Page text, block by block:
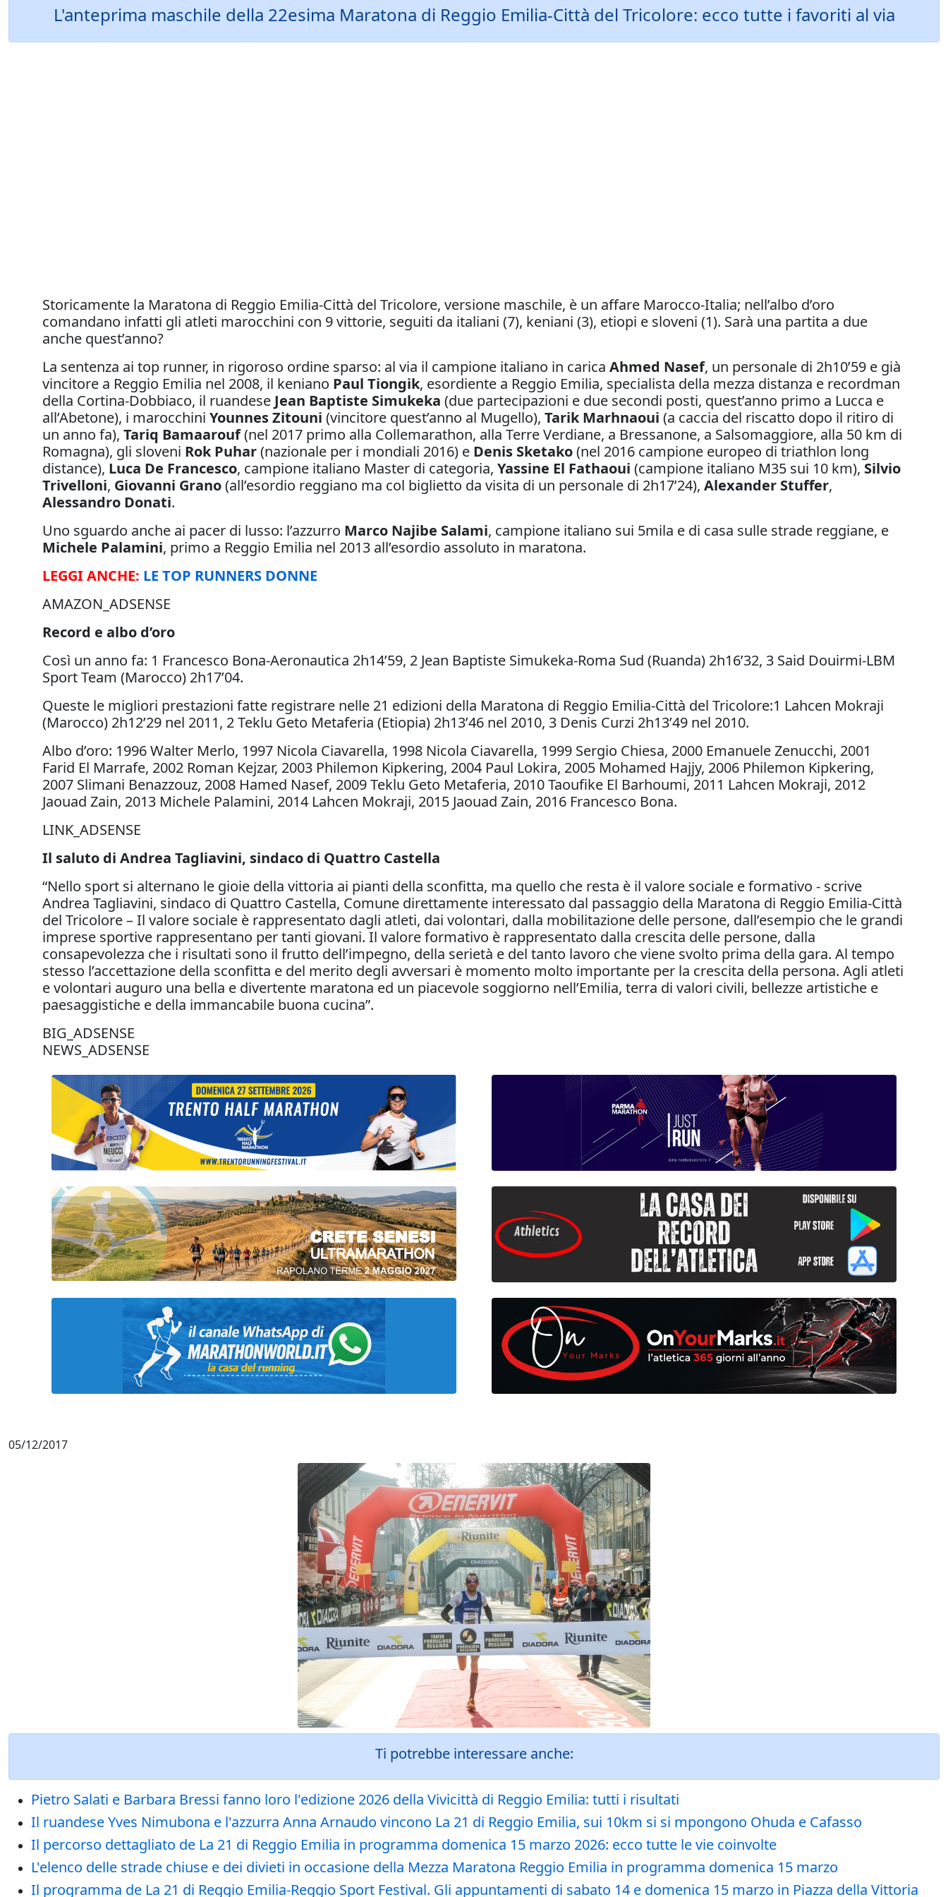
L'anteprima maschile della 22esima Maratona di Reggio Emilia-Città del Tricolore: ecco tutte i favoriti al via
Storicamente la Maratona di Reggio Emilia-Città del Tricolore, versione maschile, è un affare Marocco-Italia; nell’albo d’oro
comandano infatti gli atleti marocchini con 9 vittorie, seguiti da italiani (7), keniani (3), etiopi e sloveni (1). Sarà una partita a due
anche quest’anno?
La sentenza ai top runner, in rigoroso ordine sparso: al via il campione italiano in carica Ahmed Nasef, un personale di 2h10’59 e già
vincitore a Reggio Emilia nel 2008, il keniano Paul Tiongik, esordiente a Reggio Emilia, specialista della mezza distanza e recordman
della Cortina-Dobbiaco, il ruandese Jean Baptiste Simukeka (due partecipazioni e due secondi posti, quest’anno primo a Lucca e
all’Abetone), i marocchini Younnes Zitouni (vincitore quest’anno al Mugello), Tarik Marhnaoui (a caccia del riscatto dopo il ritiro di
un anno fa), Tariq Bamaarouf(nel 2017 primo alla Collemarathon, alla Terre Verdiane, a Bressanone, a Salsomaggiore, alla 50 km di
Romagna), gli sloveni Rok Puhar(nazionale per i mondiali 2016) e Denis Sketako(nel 2016 campione europeo di triathlon long
distance), Luca De Francesco, campione italiano Master di categoria, Yassine El Fathaoui (campione italiano M35 sui 10 km), Silvio
Trivelloni, Giovanni Grano(all’esordio reggiano ma col biglietto da visita di un personale di 2h17’24), Alexander Stuffer,
Alessandro Donati.
Uno sguardo anche ai pacer di lusso: l’azzurro Marco Najibe Salami, campione italiano sui 5mila e di casa sulle strade reggiane, e
Michele Palamini, primo a Reggio Emilia nel 2013 all’esordio assoluto in maratona.
LEGGI ANCHE: LE TOP RUNNERS DONNE
AMAZON_ADSENSE
Record e albo d’oro
Così un anno fa: 1 Francesco Bona-Aeronautica 2h14’59, 2 Jean Baptiste Simukeka-Roma Sud (Ruanda) 2h16’32, 3 Said Douirmi-LBM
Sport Team (Marocco) 2h17’04.
Queste le migliori prestazioni fatte registrare nelle 21 edizioni della Maratona di Reggio Emilia-Città del Tricolore:1 Lahcen Mokraji
(Marocco) 2h12’29 nel 2011, 2 Teklu Geto Metaferia (Etiopia) 2h13’46 nel 2010, 3 Denis Curzi 2h13’49 nel 2010.
Albo d’oro: 1996 Walter Merlo, 1997 Nicola Ciavarella, 1998 Nicola Ciavarella, 1999 Sergio Chiesa, 2000 Emanuele Zenucchi, 2001
Farid El Marrafe, 2002 Roman Kejzar, 2003 Philemon Kipkering, 2004 Paul Lokira, 2005 Mohamed Hajjy, 2006 Philemon Kipkering,
2007 Slimani Benazzouz, 2008 Hamed Nasef, 2009 Teklu Geto Metaferia, 2010 Taoufike El Barhoumi, 2011 Lahcen Mokraji, 2012
Jaouad Zain, 2013 Michele Palamini, 2014 Lahcen Mokraji, 2015 Jaouad Zain, 2016 Francesco Bona.
LINK_ADSENSE
Il saluto di Andrea Tagliavini, sindaco di Quattro Castella
“Nello sport si alternano le gioie della vittoria ai pianti della sconfitta, ma quello che resta è il valore sociale e formativo - scrive
Andrea Tagliavini, sindaco di Quattro Castella, Comune direttamente interessato dal passaggio della Maratona di Reggio Emilia-Città
del Tricolore – Il valore sociale è rappresentato dagli atleti, dai volontari, dalla mobilitazione delle persone, dall’esempio che le grandi
imprese sportive rappresentano per tanti giovani. Il valore formativo è rappresentato dalla crescita delle persone, dalla
consapevolezza che i risultati sono il frutto dell’impegno, della serietà e del tanto lavoro che viene svolto prima della gara. Al tempo
stesso l’accettazione della sconfitta e del merito degli avversari è momento molto importante per la crescita della persona. Agli atleti
e volontari auguro una bella e divertente maratona ed un piacevole soggiorno nell’Emilia, terra di valori civili, bellezze artistiche e
paesaggistiche e della immancabile buona cucina”.
BIG_ADSENSE
NEWS_ADSENSE
05/12/2017
Ti potrebbe interessare anche:
Pietro Salati e Barbara Bressi fanno loro l'edizione 2026 della Vivicittà di Reggio Emilia: tutti i risultati
Il ruandese Yves Nimubona e l'azzurra Anna Arnaudo vincono La 21 di Reggio Emilia, sui 10km si si mpongono Ohuda e Cafasso
Il percorso dettagliato de La 21 di Reggio Emilia in programma domenica 15 marzo 2026: ecco tutte le vie coinvolte
L'elenco delle strade chiuse e dei divieti in occasione della Mezza Maratona Reggio Emilia in programma domenica 15 marzo
Il programma de La 21 di Reggio Emilia-Reggio Sport Festival. Gli appuntamenti di sabato 14 e domenica 15 marzo in Piazza della Vittoria